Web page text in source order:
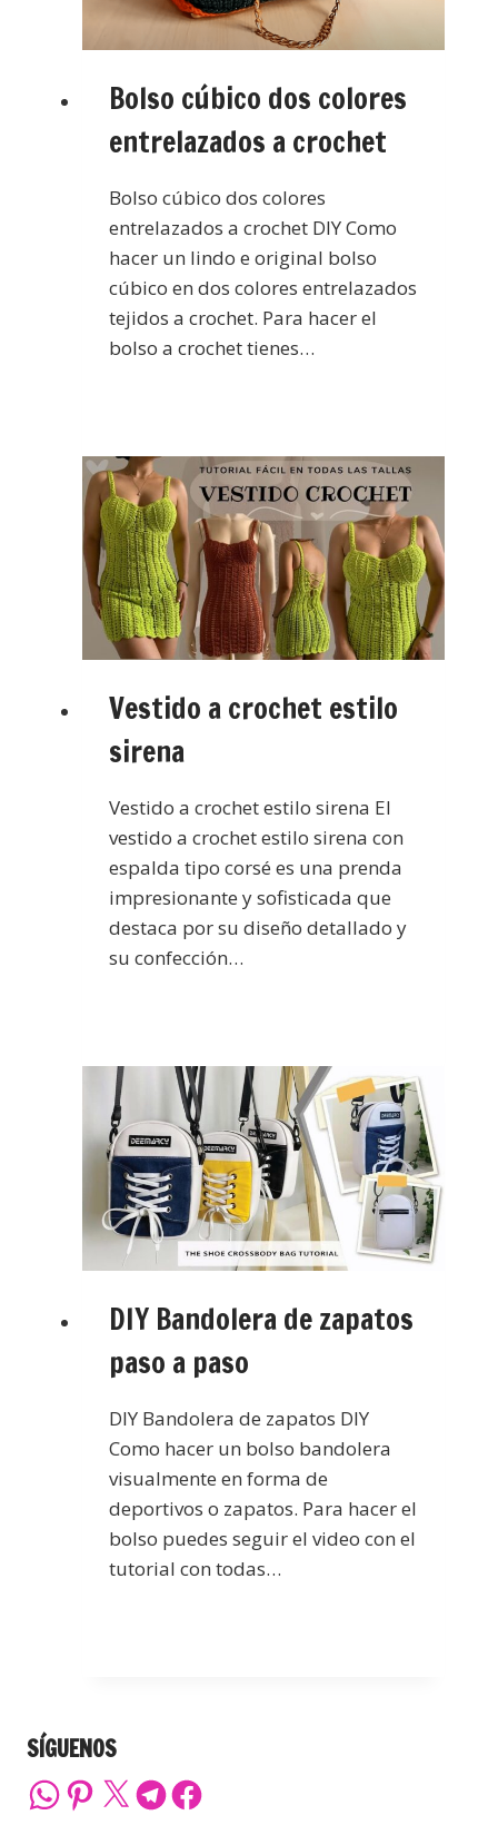
Bolso cúbico dos colores
entrelazados a crochet
Bolso cúbico dos colores
entrelazados a crochet DIY Como
hacer un lindo e original bolso
cúbico en dos colores entrelazados
tejidos a crochet. Para hacer el
bolso a crochet tienes…
Vestido a crochet estilo
sirena
Vestido a crochet estilo sirena El
vestido a crochet estilo sirena con
espalda tipo corsé es una prenda
impresionante y sofisticada que
destaca por su diseño detallado y
su confección…
DIY Bandolera de zapatos
paso a paso
DIY Bandolera de zapatos DIY
Como hacer un bolso bandolera
visualmente en forma de
deportivos o zapatos. Para hacer el
bolso puedes seguir el video con el
tutorial con todas…
SÍGUENOS